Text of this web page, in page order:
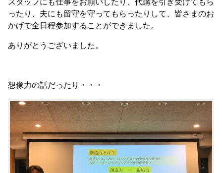
ったり、夫にも留守を守ってもらったりして、皆さまのお
かげで全日程参加することができました。
ありがとうございました。
想像力の話だったり・・・